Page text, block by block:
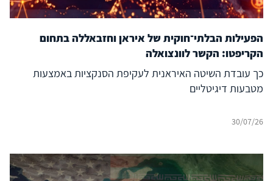
הפעילות הבלתי־חוקית של איראן וחזבאללה בתחום
הקריפטו: הקשר לוונצואלה
כך עובדת השיטה האיראנית לעקיפת הסנקציות באמצעות
מטבעות דיגיטליים
30/07/26